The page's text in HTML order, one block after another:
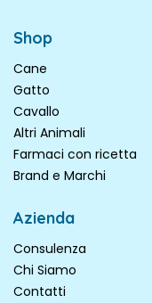
Shop
Cane
Gatto
Cavallo
Altri Animali
Farmaci con ricetta
Brand e Marchi
Azienda
Consulenza
Chi Siamo
Contatti